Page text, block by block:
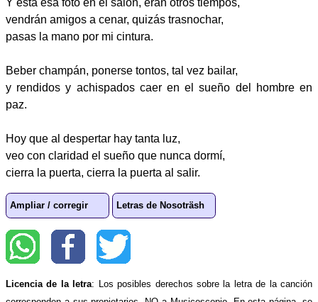
vendrán amigos a cenar, quizás trasnochar,
pasas la mano por mi cintura.
Beber champán, ponerse tontos, tal vez bailar,
y rendidos y achispados caer en el sueño del hombre en
paz.
Hoy que al despertar hay tanta luz,
veo con claridad el sueño que nunca dormí,
cierra la puerta, cierra la puerta al salir.
Ampliar / corregir Letras de Nosoträsh
Licencia de la letra: Los posibles derechos sobre la letra de la canción